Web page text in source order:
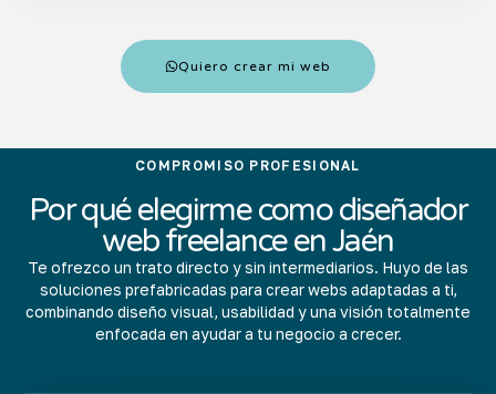
Quiero crear mi web
COMPROMISO PROFESIONAL
Por qué elegirme como diseñador
web freelance en Jaén
Te ofrezco un trato directo y sin intermediarios. Huyo de las
soluciones prefabricadas para crear webs adaptadas a ti,
combinando diseño visual, usabilidad y una visión totalmente
enfocada en ayudar a tu negocio a crecer.